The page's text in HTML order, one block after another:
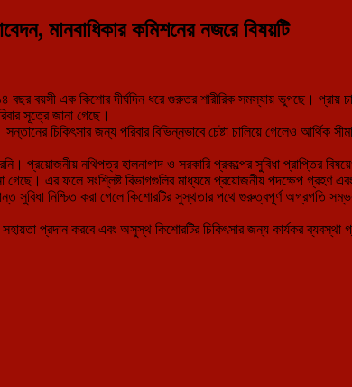
মানবাধিকার কমিশনের নজরে বিষয়টি
বয়সী এক কিশোর দীর্ঘদিন ধরে গুরুতর শারীরিক সমস্যায় ভুগছে। প্রায়
সূত্রে জানা গেছে।
চিকিৎসার জন্য পরিবার বিভিন্নভাবে চেষ্টা চালিয়ে গেলেও আর্থিক
প্রয়োজনীয় নথিপত্র হালনাগাদ ও সরকারি প্রকল্পের সুবিধা প্রাপ্তির
এর ফলে সংশ্লিষ্ট বিভাগগুলির মাধ্যমে প্রয়োজনীয় পদক্ষেপ গ্রহণ
সুবিধা নিশ্চিত করা গেলে কিশোরটির সুস্থতার পথে গুরুত্বপূর্ণ অগ্রগতি
প্রদান করবে এবং অসুস্থ কিশোরটির চিকিৎসার জন্য কার্যকর ব্যবস্থা